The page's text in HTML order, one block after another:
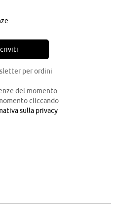
per ordini
del momento
cliccando
sulla privacy